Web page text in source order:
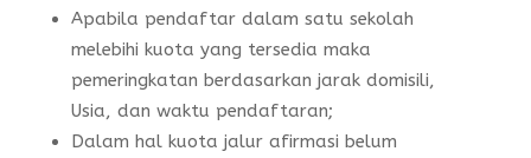
Apabila pendaftar dalam satu sekolah
melebihi kuota yang tersedia maka
pemeringkatan berdasarkan jarak domisili,
Usia, dan waktu pendaftaran;
Dalam hal kuota jalur afirmasi belum